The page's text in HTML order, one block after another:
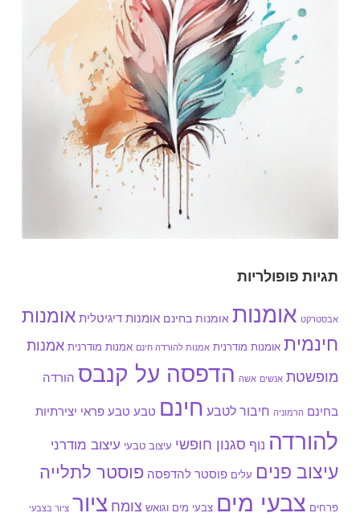
תגיות פופולריות
אבסטרקט אומנות אומנות בחינם אומנות דיגיטלית אומנות
חינמית אומנות מודרנית אמנות להורדה חינם אמנות מודרנית אמנות
מופשטת אנשים אשה הדפסה על קנבס הורדה
בחינם הרמוניה חיבור לטבע חינם טבע טבע פראי יצירתיות
להורדה נוף סגנון חופשי עיצוב טבעי עיצוב מודרני
עיצוב פנים עלים פוסטר להדפסה פוסטר לתלייה
פרחים צבעי מים צבעי מים וגואש צומח ציור ציור בצבעי